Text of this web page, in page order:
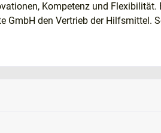
Kompetenz und
GmbH den Vertrieb der Hilfsmittel.